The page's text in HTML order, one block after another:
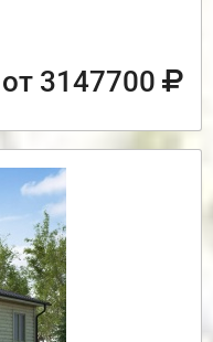
от 3147700